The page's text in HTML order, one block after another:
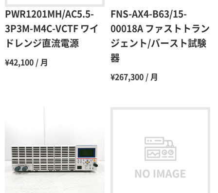
6ヶ月
7ヶ月 60％（割引率 40％）
8ヶ月 55％（割引率45％）
48％（割引率52％）
PWR1201MH/AC5.5-
3P3M-M4C-VCTF ワイ
ドレンジ直流電源
¥42,100 / 月
FNS-AX4-B63/15-
00018A ファストトラン
ジェント/バースト試験
器
¥267,300 / 月